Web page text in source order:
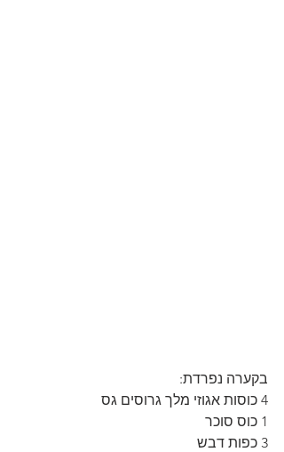
בקערה נפרדת:
4 כוסות אגוזי מלך גרוסים גס
1 כוס סוכר
3 כפות דבש